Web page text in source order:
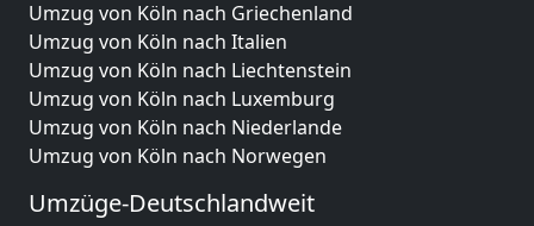
Umzug von Köln nach Griechenland
Umzug von Köln nach Italien
Umzug von Köln nach Liechtenstein
Umzug von Köln nach Luxemburg
Umzug von Köln nach Niederlande
Umzug von Köln nach Norwegen
Umzüge-Deutschlandweit